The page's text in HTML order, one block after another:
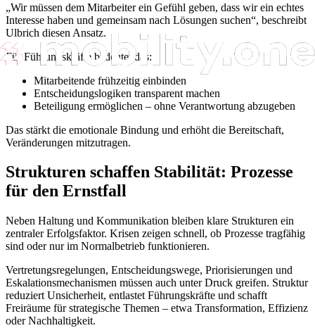
„Wir müssen dem Mitarbeiter ein Gefühl geben, dass wir ein echtes
Interesse haben und gemeinsam nach Lösungen suchen“, beschreibt
Ulbrich diesen Ansatz.
Für Führungskräfte bedeutet das:
Mitarbeitende frühzeitig einbinden
Entscheidungslogiken transparent machen
Beteiligung ermöglichen – ohne Verantwortung abzugeben
Das stärkt die emotionale Bindung und erhöht die Bereitschaft,
Veränderungen mitzutragen.
Strukturen schaffen Stabilität: Prozesse
für den Ernstfall
Neben Haltung und Kommunikation bleiben klare Strukturen ein
zentraler Erfolgsfaktor. Krisen zeigen schnell, ob Prozesse tragfähig
sind oder nur im Normalbetrieb funktionieren.
Vertretungsregelungen, Entscheidungswege, Priorisierungen und
Eskalationsmechanismen müssen auch unter Druck greifen. Struktur
reduziert Unsicherheit, entlastet Führungskräfte und schafft
Freiräume für strategische Themen – etwa Transformation, Effizienz
oder Nachhaltigkeit.